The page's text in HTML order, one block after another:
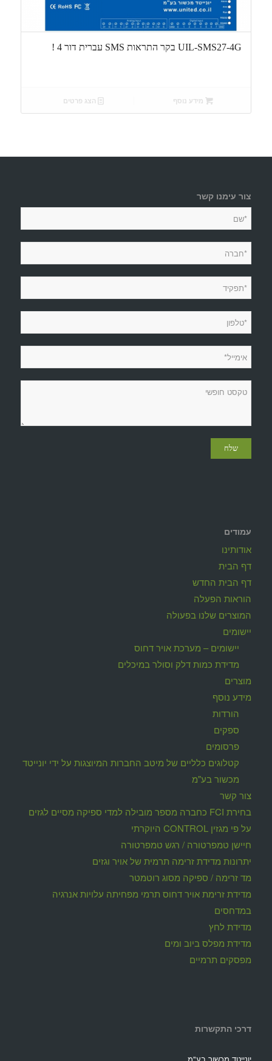
UIL-SMS27-4G בקר התראות SMS עברית דור 4 !
מידע נוסף הצג פרטים
צור עימנו קשר
עמודים
אודותינו
דף הבית
דף הבית החדש
הוראות הפעלה
המוצרים שלנו בפעולה
יישומים
יישומים – מערכת אויר דחוס
מדידת כמות דלק וסולר במיכלים
מוצרים
מידע נוסף
הורדות
ספקים
פרסומים
קטלוגים כלליים של מיטב החברות המיוצגות על ידי יונייטד
מכשור בע"מ
צור קשר
בחירת FCI כחברה מספר מובילה למדי ספיקה מסיים לגזים
על פי מגזין CONTROL היוקרתי
חיישן טמפרטורה / רגש טמפרטורה
יתרונות מדידת זרימה תרמית של אויר וגזים
מד זרימה / ספיקה מסוג רוטמטר
מדידת זרימת אויר דחוס תרמי מפחיתה עלויות אנרגיה
במדחסים
מדידת לחץ
מדידת מפלס ביוב ומים
מפסקים תרמיים
דרכי התקשרות